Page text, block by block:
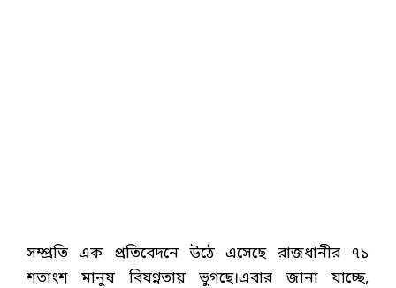
সম্প্রতি এক প্রতিবেদনে উঠে এসেছে রাজধানীর ৭১
শতাংশ মানুষ বিষণ্নতায় ভুগছে।এবার জানা যাচ্ছে,